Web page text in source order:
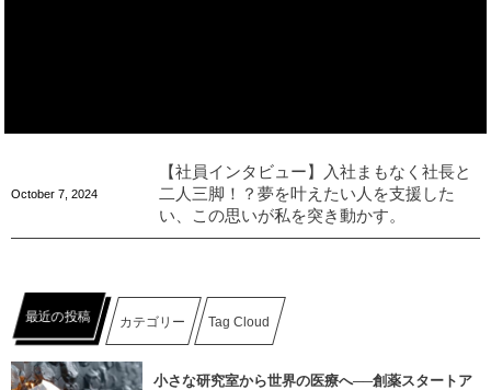
October 7 2024
【社員インタビュー】入社まもなく社長と
二人三脚！？夢を叶えたい人を支援した
い、この思いが私を突き動かす。
最近の投稿 カテゴリー Tag Cloud
小さな研究室から世界の医療へ──創薬スタートア